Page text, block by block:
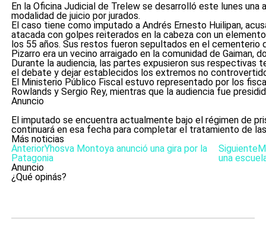
En la Oficina Judicial de Trelew se desarrolló este lunes una
modalidad de juicio por jurados.
El caso tiene como imputado a Andrés Ernesto Huilipan,
atacada con golpes reiterados en la cabeza con un
los 55 años. Sus restos fueron sepultados en el cementerio
Pizarro era un vecino arraigado en la comunidad de
Durante la audiencia, las partes expusieron sus respectivas
el debate y dejar establecidos los extremos no
El Ministerio Público Fiscal estuvo representado por los
Rowlands y Sergio Rey, mientras que la audiencia fue
Anuncio
El imputado se encuentra actualmente bajo el régimen de
continuará en esa fecha para completar el tratamiento de
Más noticias
Siguiente
una
AnteriorYhosva Montoya anunció una gira por la
Patagonia
Anuncio
¿Qué opinás?